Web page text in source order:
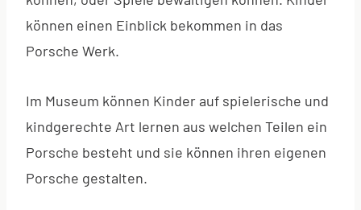
können einen Einblick bekommen in das
Porsche Werk.
Im Museum können Kinder auf spielerische und
kindgerechte Art lernen aus welchen Teilen ein
Porsche besteht und sie können ihren eigenen
Porsche gestalten.